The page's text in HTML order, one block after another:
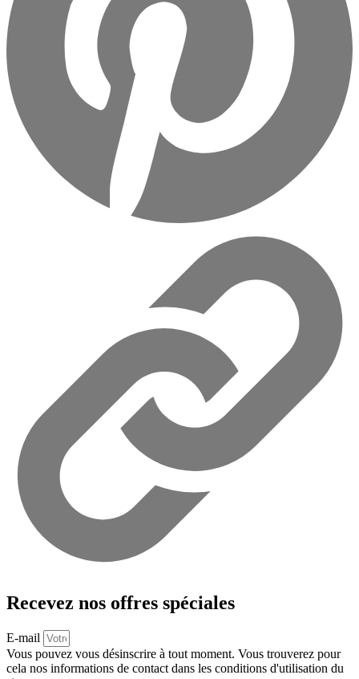
Recevez nos offres spéciales
E-mail
Vous pouvez vous désinscrire à tout moment. Vous trouverez pour
cela nos informations de contact dans les conditions d'utilisation du